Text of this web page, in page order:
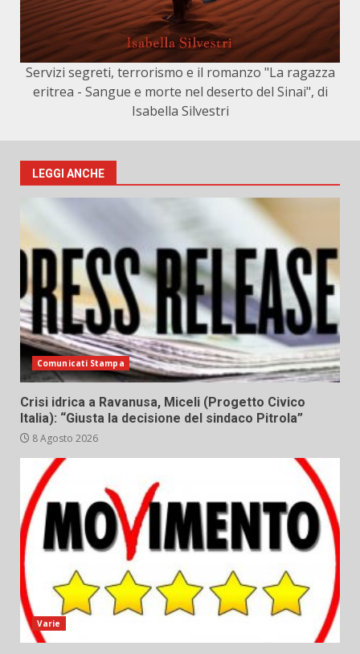
Servizi segreti, terrorismo e il romanzo "La ragazza
eritrea - Sangue e morte nel deserto del Sinai", di
Isabella Silvestri
LEGGI ANCHE
Comunicati Stampa
Crisi idrica a Ravanusa, Miceli (Progetto Civico
Italia): “Giusta la decisione del sindaco Pitrola”
8 Agosto 2026
Varie